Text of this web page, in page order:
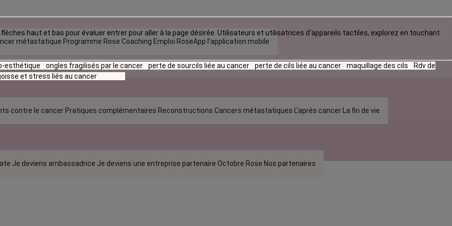
métastatique Programme Rose Coaching Emploi RoseApp l’application mobile
contre le cancer Pratiques complémentaires Reconstructions Cancers métastatiques L’après cancer La fin de vie
Je deviens ambassadrice Je deviens une entreprise partenaire Octobre Rose Nos partenaires
haut et bas pour évaluer entrer pour aller à la page désirée. Utilisateurs et utilisatrices d‘appareils tactiles, explorez en touchant
esthétique ongles fragilisés par le cancer perte de sourcils liée au cancer perte de cils liée au cancer maquillage des cils
Rdv de
et stress liés au cancer